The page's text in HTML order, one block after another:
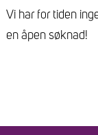
Vi har for tiden
en åpen søknad!